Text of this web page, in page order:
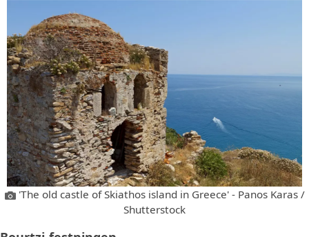
'The old castle of Skiathos island in Greece' - Panos Karas /
Shutterstock